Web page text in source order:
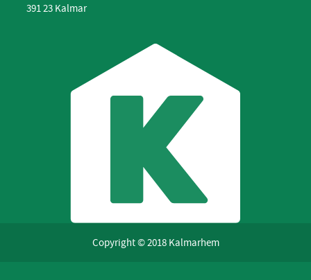
391 23 Kalmar
Copyright © 2018 Kalmarhem